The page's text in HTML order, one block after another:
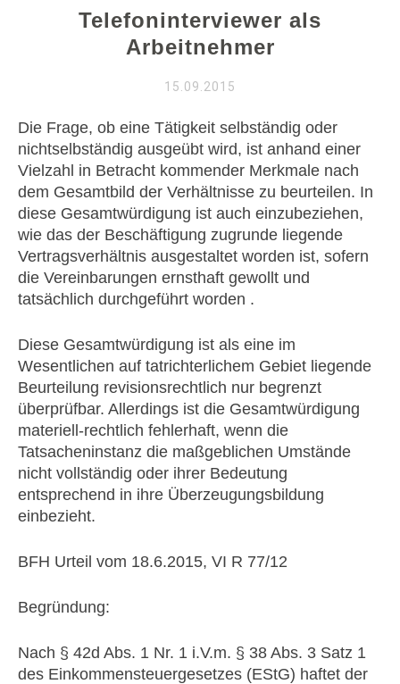
Telefoninterviewer als
Arbeitnehmer
15.09.2015
Die Frage, ob eine Tätigkeit selbständig oder
nichtselbständig ausgeübt wird, ist anhand einer
Vielzahl in Betracht kommender Merkmale nach
dem Gesamtbild der Verhältnisse zu beurteilen. In
diese Gesamtwürdigung ist auch einzubeziehen,
wie das der Beschäftigung zugrunde liegende
Vertragsverhältnis ausgestaltet worden ist, sofern
die Vereinbarungen ernsthaft gewollt und
tatsächlich durchgeführt worden .
Diese Gesamtwürdigung ist als eine im
Wesentlichen auf tatrichterlichem Gebiet liegende
Beurteilung revisionsrechtlich nur begrenzt
überprüfbar. Allerdings ist die Gesamtwürdigung
materiell-rechtlich fehlerhaft, wenn die
Tatsacheninstanz die maßgeblichen Umstände
nicht vollständig oder ihrer Bedeutung
entsprechend in ihre Überzeugungsbildung
einbezieht.
BFH Urteil vom 18.6.2015, VI R 77/12
Begründung:
Nach § 42d Abs. 1 Nr. 1 i.V.m. § 38 Abs. 3 Satz 1
des Einkommensteuergesetzes (EStG) haftet der